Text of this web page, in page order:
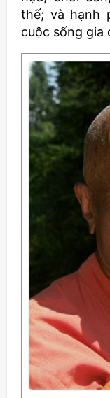
thế; và hạnh
cuộc sống gia